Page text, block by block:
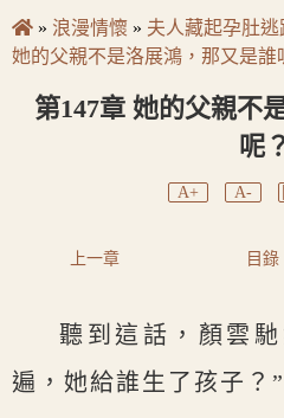
» 浪漫情懷 » 夫人藏起孕肚
她的父親不是洛展鴻，那又是誰
第147章 她的父親不
呢？
A+ A-
上一章 目錄
聽到這話，顏雲
遍，她給誰生了孩子？”